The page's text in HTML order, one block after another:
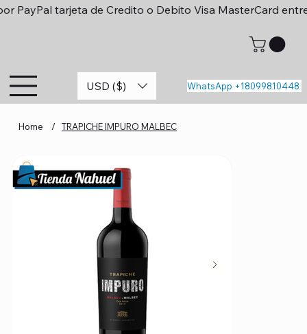
PayPal tarjeta de Credito o Debito Visa MasterCard
USD ($) WhatsApp +18099810448
Home / TRAPICHE IMPURO MALBEC